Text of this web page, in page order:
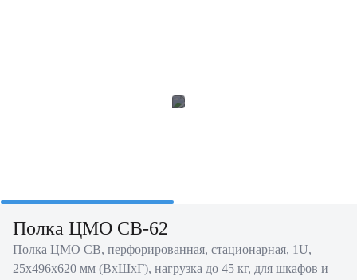
Полка ЦМО СВ-62
Полка ЦМО СВ, перфорированная, стационарная, 1U,
25х496х620 мм (ВхШхГ), нагрузка до 45 кг, для шкафов и